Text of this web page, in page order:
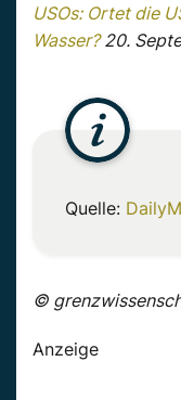
USOs: Ortet die
Wasser?20.
Quelle:
©
Anzeige